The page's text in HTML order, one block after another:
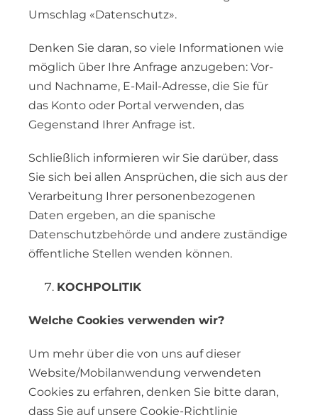
Umschlag «Datenschutz».
Denken Sie daran, so viele Informationen wie
möglich über Ihre Anfrage anzugeben: Vor-
und Nachname, E-Mail-Adresse, die Sie für
das Konto oder Portal verwenden, das
Gegenstand Ihrer Anfrage ist.
Schließlich informieren wir Sie darüber, dass
Sie sich bei allen Ansprüchen, die sich aus der
Verarbeitung Ihrer personenbezogenen
Daten ergeben, an die spanische
Datenschutzbehörde und andere zuständige
öffentliche Stellen wenden können.
KOCHPOLITIK
Welche Cookies verwenden wir?
Um mehr über die von uns auf dieser
Website/Mobilanwendung verwendeten
Cookies zu erfahren, denken Sie bitte daran,
dass Sie auf unsere Cookie-Richtlinie